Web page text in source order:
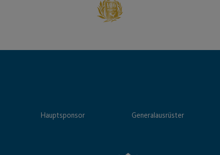
Hauptsponsor Generalausrüster